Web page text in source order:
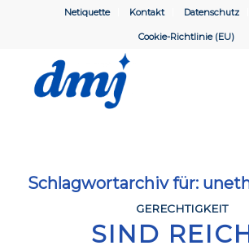
Netiquette Kontakt Datenschutz
Cookie-Richtlinie (EU)
Schlagwortarchiv für:
GERECHTIGKEIT
SIND